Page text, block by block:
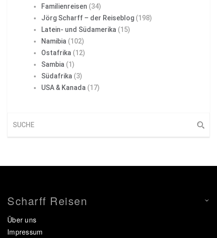
Familienreisen (34)
Jörg Scharff – der Reiseblog (198)
Latein- und Südamerika (15)
Namibia (102)
Ostafrika (12)
Sambia (1)
Südafrika (3)
USA & Kanada (17)
Scharff Reisen
Über uns
Impressum